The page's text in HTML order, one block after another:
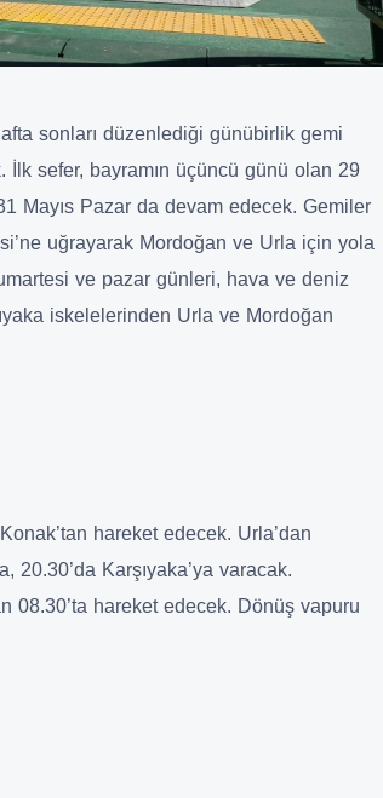
sonları düzenlediği günübirlik gemi
İlk sefer, bayramın üçüncü günü olan 29
Mayıs Pazar da devam edecek. Gemiler
uğrayarak Mordoğan ve Urla için yola
ve pazar günleri, hava ve deniz
iskelelerinden Urla ve Mordoğan
hareket edecek. Urla’dan
20.30’da Karşıyaka’ya varacak.
08.30’ta hareket edecek. Dönüş vapuru